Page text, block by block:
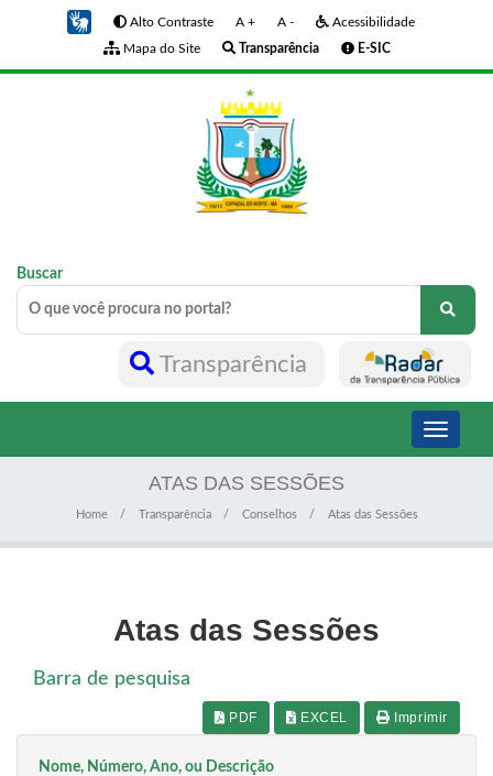
Alto Contraste A + A -
Acessibilidade
Mapa do Site
Transparência E-SIC
Buscar
Transparência
Toggle
ATAS DAS SESSÕES
Home Transparência Conselhos Atas das Sessões
Atas das Sessões
Barra de pesquisa
PDF EXCEL Imprimir
Nome, Número, Ano, ou Descrição